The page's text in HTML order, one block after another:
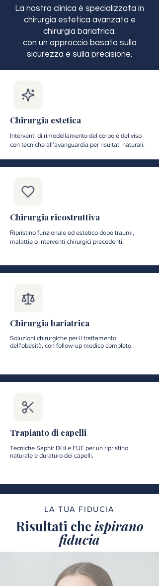
La nostra clinica è specializzata in
chirurgia estetica avanzata e
chirurgia bariatrica.
con un approccio basato sulla
sicurezza e sulla precisione.
Chirurgia estetica
Interventi di rimodellamento del corpo e del viso
con tecniche all'avanguardia per risultati naturali.
Chirurgia ricostruttiva
Ripristino funzionale ed estetico dopo traumi,
malattie o interventi chirurgici precedenti.
Chirurgia bariatrica
Soluzioni chirurgiche per il trattamento
dell'obesità, con follow-up medico completo.
Trapianto di capelli
Tecniche Saphir DHI e FUE per un ripristino
naturale e duraturo dei capelli.
LA TUA FIDUCIA
Risultati che ispirano
fiducia